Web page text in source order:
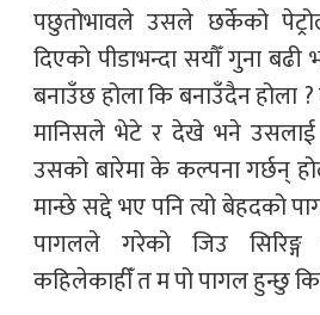
पछुतोभावले उसले छर्केको
दिएको पीडाभन्दा सयौँ गुना
बनाउँछ होला कि बनाउँदैन होला
मानिसले भेटे र देखे भने उसलाई
उसको बारेमा के कल्पना गर्छन्
मान्छे सद्दे भए पनि त्यो बेहदको
पागलले गरेको जिउ
कहिलेकाहीँ त म पो पागल हुन्छु कि